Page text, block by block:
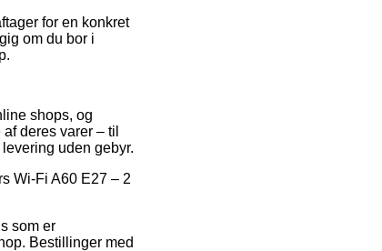
for en konkret
om du bor i
shops, og
deres varer – til
uden gebyr.
Wi-Fi A60 E27 – 2
som er
Bestillinger med